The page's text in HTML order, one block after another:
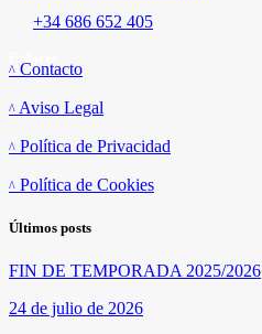
+34 686 652 405
Contacto
Aviso Legal
Política de Privacidad
Política de Cookies
Últimos posts
FIN DE TEMPORADA 2025/2026
24 de julio de 2026